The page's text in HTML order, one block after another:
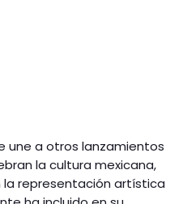
une a otros lanzamientos
la cultura mexicana,
representación artística